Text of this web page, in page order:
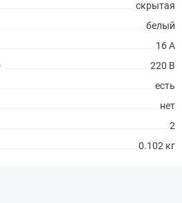
скрытая
белый
16 А
220 В
есть
нет
2
0.102 кг